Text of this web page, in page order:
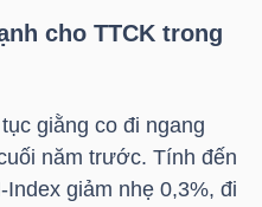
cho TTCK trong
giằng co đi ngang
năm trước. Tính đến
Index giảm nhẹ 0,3%, đi